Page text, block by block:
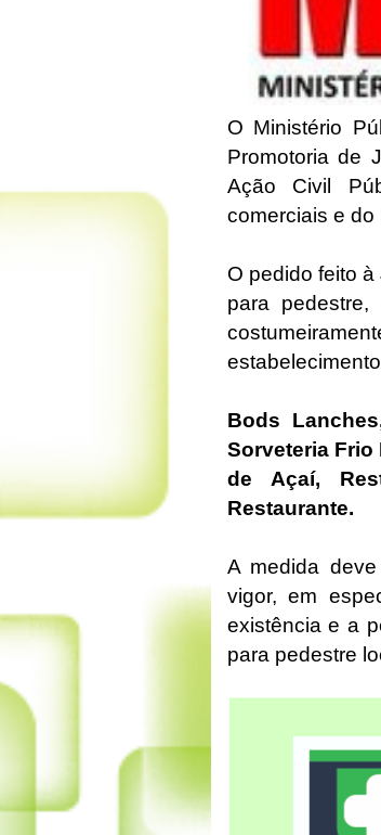
O Ministério
Promotoria de
Ação Civil
comerciais e
O pedido feito
para
Bods
Sorveteria Frio
de Açaí,
Restaurante.
A medida
vigor, em
existência e a
para pedestre